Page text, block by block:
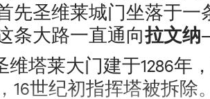
先圣维莱城门坐落于一
条大路一直通向拉文纳
塔莱大门建于1286年
16世纪初指挥塔被拆除